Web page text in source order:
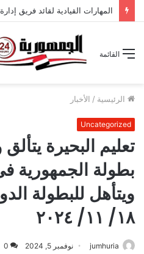
القائمة
الرئيسية / الأخبار
Uncategorized
تعليم البحيرة
بطولة الجمهورية
ويتأهل للبطولة
١٨/ ١١/ ٢٠٢٤
jumhuria نوفمبر 5, 2024 0